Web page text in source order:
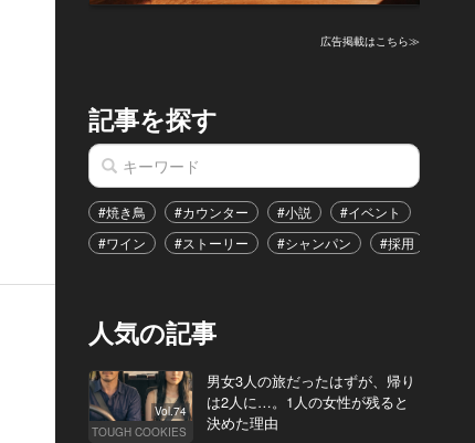
広告掲載はこちら≫
記事を探す
#焼き鳥 #カウンター #小説 #イベント
#ワイン
#ストーリー #シャンパン #採用
人気の記事
Vol.74
TOUGH COOKIES
男女3人の旅だったはずが、帰り
は2人に…。1人の女性が残ると
決めた理由